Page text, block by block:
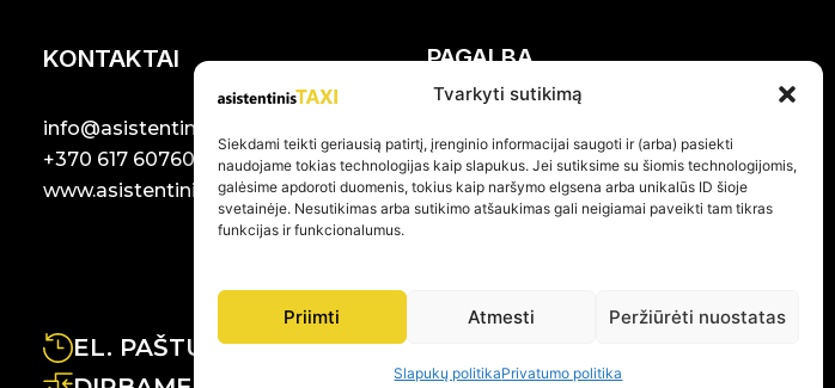
Tvarkyti sutikimą
Siekdami teikti geriausią patirtį, įrenginio informacijai saugoti ir (arba) pasiekti
naudojame tokias technologijas kaip slapukus. Jei sutiksime su šiomis technologijomis,
galėsime apdoroti duomenis, tokius kaip naršymo elgsena arba unikalūs ID šioje
svetainėje. Nesutikimas arba sutikimo atšaukimas gali neigiamai paveikti tam tikras
funkcijas ir funkcionalumus.
Priimti Atmesti Peržiūrėti nuostatas
Slapukų politikaPrivatumo politika
KONTAKTAI PAGALBA
info@asistentinistaxi.lt
+370 617 60760
www.asistentinistaxi.lt
Pirkimo – pardavimo taisyklės
Prekių grąžinimas ir garantijos
EL. PAŠTU ATSAKOME PER 24H